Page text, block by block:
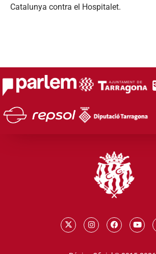
Catalunya contra el Hospitalet.